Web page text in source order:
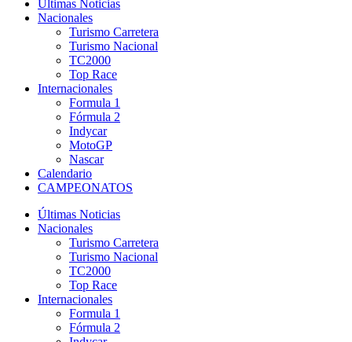
Últimas Noticias
Nacionales
Turismo Carretera
Turismo Nacional
TC2000
Top Race
Internacionales
Formula 1
Fórmula 2
Indycar
MotoGP
Nascar
Calendario
CAMPEONATOS
Últimas Noticias
Nacionales
Turismo Carretera
Turismo Nacional
TC2000
Top Race
Internacionales
Formula 1
Fórmula 2